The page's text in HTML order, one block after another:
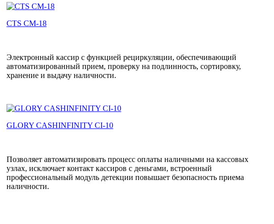
CTS CM-18
Электронный кассир с функцией рециркуляции, обеспечивающий
автоматизированный прием, проверку на подлинность, сортировку,
хранение и выдачу наличности.
GLORY CASHINFINITY CI-10
Позволяет автоматизировать процесс оплаты наличными на кассовых
узлах, исключает контакт кассиров с деньгами, встроенный
профессиональный модуль детекции повышает безопасность приема
наличности.